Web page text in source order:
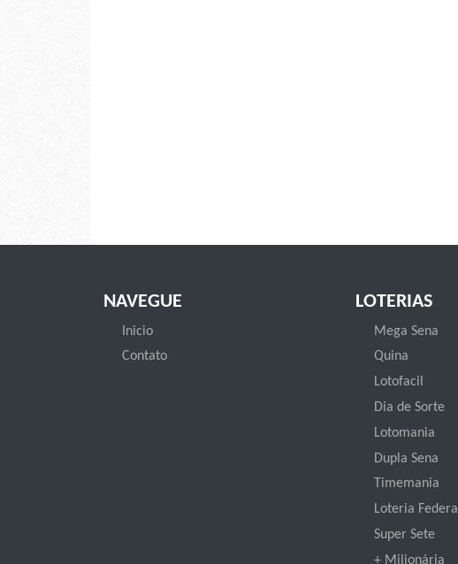
NAVEGUE
Inicio
Contato
LOTERIAS
Mega Sena
Quina
Lotofacil
Dia de Sorte
Lotomania
Dupla Sena
Timemania
Loteria Federal
Super Sete
+ Milionária